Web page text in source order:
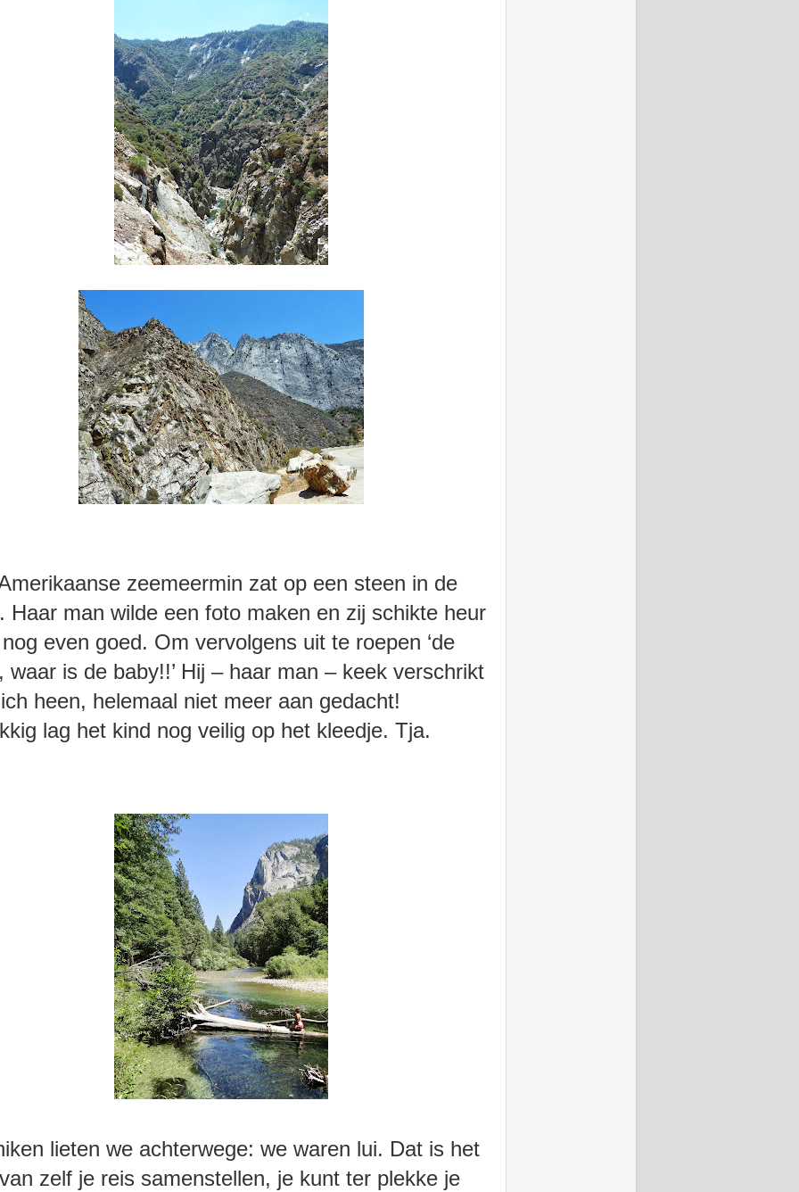
zeemeermin zat op een steen in de
Haar man wilde een foto maken en zij schikte heur
even goed. Om vervolgens uit te roepen ‘de
waar is de baby!!’ Hij – haar man – keek verschrikt
heen, helemaal niet meer aan gedacht!
lag het kind nog veilig op het kleedje. Tja.
lieten we achterwege: we waren lui. Dat is het
zelf je reis samenstellen, je kunt ter plekke je